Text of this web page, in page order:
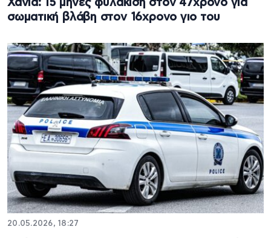
Χανιά: 15 μήνες φυλάκιση στον 47χρονο για
σωματική βλάβη στον 16χρονο γιο του
20.05.2026, 18:27